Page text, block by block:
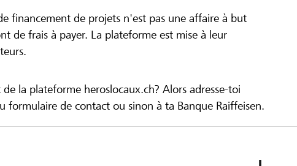
financement de projets n'est pas une affaire à but
de frais à payer. La plateforme est mise à leur
la plateforme heroslocaux.ch? Alors adresse-toi
formulaire de contact ou sinon à ta Banque Raiffeisen.